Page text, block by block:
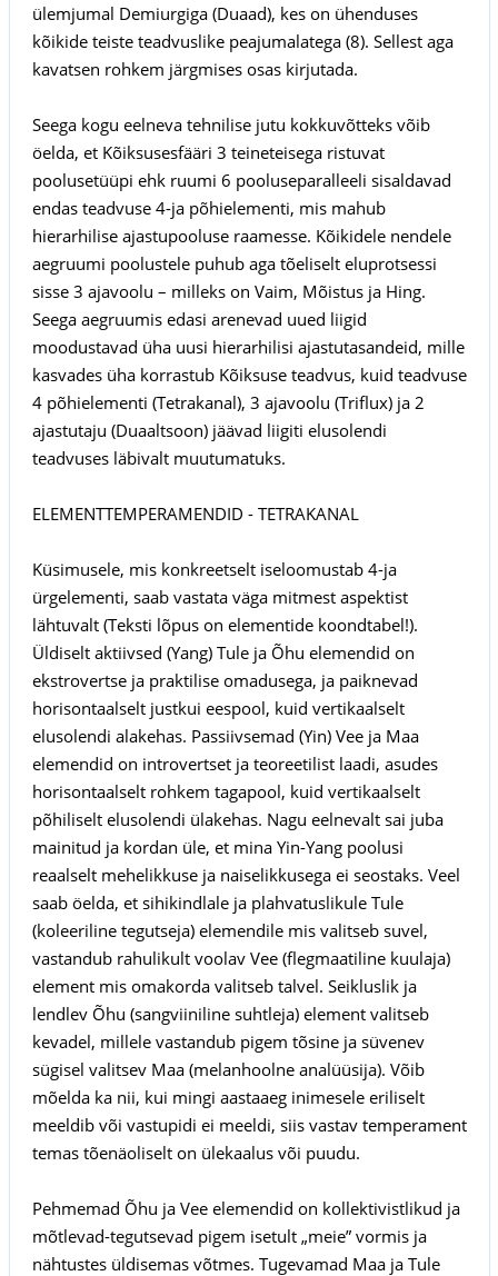
ülemjumal Demiurgiga (Duaad), kes on ühenduses
kõikide teiste teadvuslike peajumalatega (8). Sellest aga
kavatsen rohkem järgmises osas kirjutada.
Seega kogu eelneva tehnilise jutu kokkuvõtteks võib
öelda, et Kõiksusesfääri 3 teineteisega ristuvat
poolusetüüpi ehk ruumi 6 pooluseparalleeli sisaldavad
endas teadvuse 4-ja põhielementi, mis mahub
hierarhilise ajastupooluse raamesse. Kõikidele nendele
aegruumi poolustele puhub aga tõeliselt eluprotsessi
sisse 3 ajavoolu – milleks on Vaim, Mõistus ja Hing.
Seega aegruumis edasi arenevad uued liigid
moodustavad üha uusi hierarhilisi ajastutasandeid, mille
kasvades üha korrastub Kõiksuse teadvus, kuid teadvuse
4 põhielementi (Tetrakanal), 3 ajavoolu (Triflux) ja 2
ajastutaju (Duaaltsoon) jäävad liigiti elusolendi
teadvuses läbivalt muutumatuks.
ELEMENTTEMPERAMENDID - TETRAKANAL
Küsimusele, mis konkreetselt iseloomustab 4-ja
ürgelementi, saab vastata väga mitmest aspektist
lähtuvalt (Teksti lõpus on elementide koondtabel!).
Üldiselt aktiivsed (Yang) Tule ja Õhu elemendid on
ekstrovertse ja praktilise omadusega, ja paiknevad
horisontaalselt justkui eespool, kuid vertikaalselt
elusolendi alakehas. Passiivsemad (Yin) Vee ja Maa
elemendid on introvertset ja teoreetilist laadi, asudes
horisontaalselt rohkem tagapool, kuid vertikaalselt
põhiliselt elusolendi ülakehas. Nagu eelnevalt sai juba
mainitud ja kordan üle, et mina Yin-Yang poolusi
reaalselt mehelikkuse ja naiselikkusega ei seostaks. Veel
saab öelda, et sihikindlale ja plahvatuslikule Tule
(koleeriline tegutseja) elemendile mis valitseb suvel,
vastandub rahulikult voolav Vee (flegmaatiline kuulaja)
element mis omakorda valitseb talvel. Seikluslik ja
lendlev Õhu (sangviiniline suhtleja) element valitseb
kevadel, millele vastandub pigem tõsine ja süvenev
sügisel valitsev Maa (melanhoolne analüüsija). Võib
mõelda ka nii, kui mingi aastaaeg inimesele eriliselt
meeldib või vastupidi ei meeldi, siis vastav temperament
temas tõenäoliselt on ülekaalus või puudu.
Pehmemad Õhu ja Vee elemendid on kollektivistlikud ja
mõtlevad-tegutsevad pigem isetult „meie” vormis ja
nähtustes üldisemas võtmes. Tugevamad Maa ja Tule